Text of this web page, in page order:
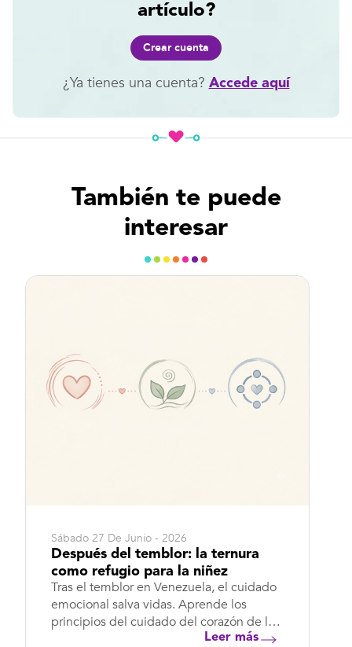
artículo?
Crear cuenta
¿Ya tienes una cuenta? Accede aquí
También te puede
interesar
Sábado 27 De Junio - 2026
Después del temblor: la ternura
como refugio para la niñez
Tras el temblor en Venezuela, el cuidado
emocional salva vidas. Aprende los
principios del cuidado del corazón de la
Leer más